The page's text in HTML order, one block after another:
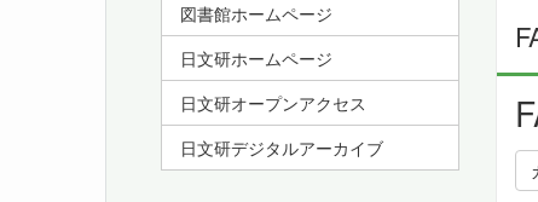
図書館ホームページ
日文研ホームページ
日文研オープンアクセス
日文研デジタルアーカイブ